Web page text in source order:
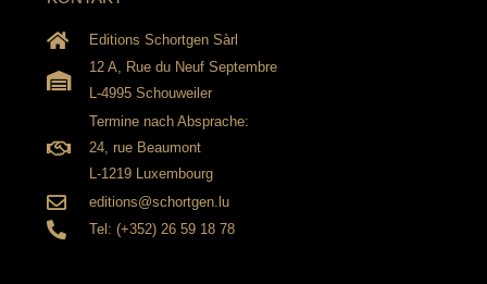
Editions Schortgen Sàrl
12 A, Rue du Neuf Septembre
L-4995 Schouweiler
Termine nach Absprache:
24, rue Beaumont
L-1219 Luxembourg
editions@schortgen.lu
Tel: (+352) 26 59 18 78